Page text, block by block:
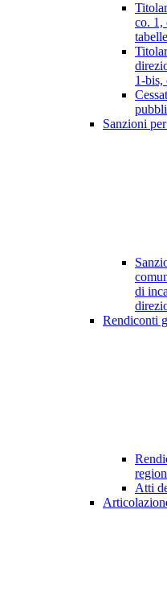
co. 1,
1-bis,
Sanzioni
di
Rendiconti
Atti